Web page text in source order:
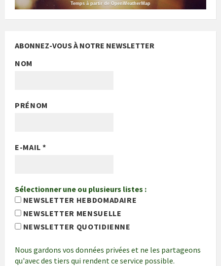
Temps à partir de OpenWeatherMap
ABONNEZ-VOUS À NOTRE NEWSLETTER
NOM
PRÉNOM
E-MAIL*
Sélectionner une ou plusieurs listes :
NEWSLETTER HEBDOMADAIRE
NEWSLETTER MENSUELLE
NEWSLETTER QUOTIDIENNE
Nous gardons vos données privées et ne les partageons
qu'avec des tiers qui rendent ce service possible.